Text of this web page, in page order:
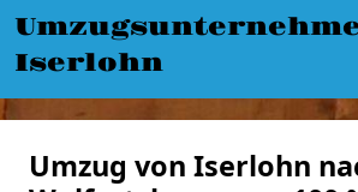
Iserlohn
Umzug von Iserlohn